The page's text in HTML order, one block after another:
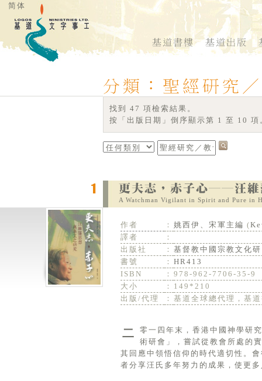
简体
找到 47 項檢索結果。
按「出版日期」倒序顯示第 1 至 10 項
A Watchman Vigilant in Spirit and Pure in
作者 ： 姚西伊、宋軍主編 (
譯者
：
出版社
： 基督教中國宗教文化
書號
： HR413
ISBN
： 978-962-7706-35-9
大小
： 149*210
出版/代理
： 基道全球總代理，基
二零一四年末，香港中國神學研究院舉辦了「蒼茫有路更夫志，踽踽千年赤子心──汪維藩與中國教會國際學
術研會」，嘗試從教會所處的
其回應中領悟信仰的時代適切性。
者分享汪氏多年努力的成果，使更